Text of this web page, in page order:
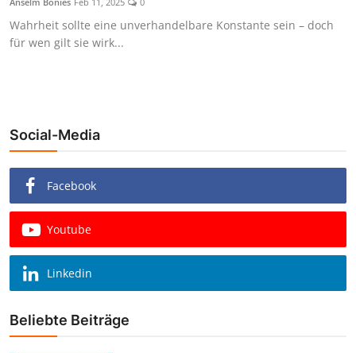
Wahrheit sollte eine unverhandelbare Konstante sein – doch
für wen gilt sie wirk...
Social-Media
Facebook
Youtube
Linkedin
Beliebte Beiträge